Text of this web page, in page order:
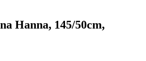
Hanna, 145/50cm,